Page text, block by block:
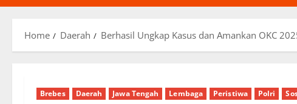
Home Daerah Berhasil Ungkap Kasus dan Amankan OKC
Brebes Daerah Jawa Tengah Lembaga Peristiwa Polri